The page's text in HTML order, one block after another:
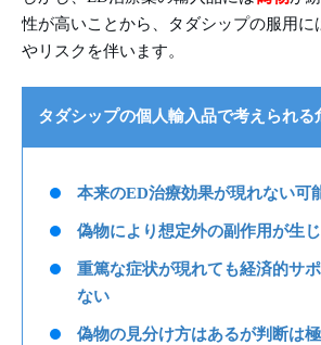
性が高いことから、タダシップの服用に
やリスクを伴います。
タダシップの個人輸入品で考えられる
本来のED治療効果が現れない可
偽物により想定外の副作用が生
重篤な症状が現れても経済的サ
ない
偽物の見分け方はあるが判断は